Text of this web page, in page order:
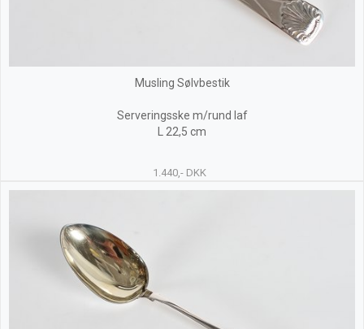
Musling Sølvbestik
Serveringsske m/rund laf
L 22,5 cm
1.440,- DKK